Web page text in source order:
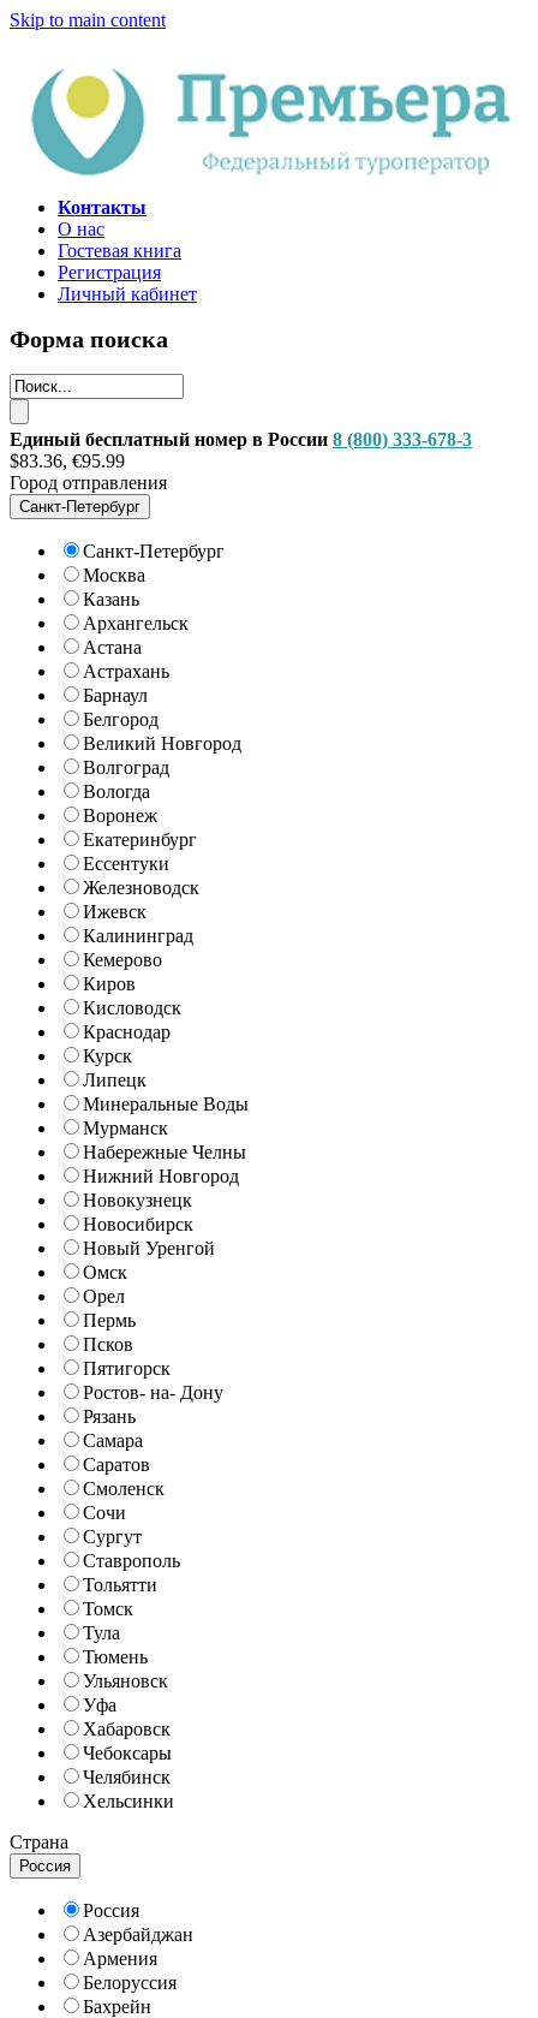
Skip to main content
Контакты
О нас
Гостевая книга
Регистрация
Личный кабинет
Форма поиска
Единый бесплатный номер в России 8 (800) 333-678-3
$83.36, €95.99
Город отправления
Санкт-Петербург
Санкт-Петербург
Москва
Казань
Архангельск
Астана
Астрахань
Барнаул
Белгород
Великий Новгород
Волгоград
Вологда
Воронеж
Екатеринбург
Ессентуки
Железноводск
Ижевск
Калининград
Кемерово
Киров
Кисловодск
Краснодар
Курск
Липецк
Минеральные Воды
Мурманск
Набережные Челны
Нижний Новгород
Новокузнецк
Новосибирск
Новый Уренгой
Омск
Орел
Пермь
Псков
Пятигорск
Ростов- на- Дону
Рязань
Самара
Саратов
Смоленск
Сочи
Сургут
Ставрополь
Тольятти
Томск
Тула
Тюмень
Ульяновск
Уфа
Хабаровск
Чебоксары
Челябинск
Хельсинки
Страна
Россия
Россия
Азербайджан
Армения
Белоруссия
Бахрейн